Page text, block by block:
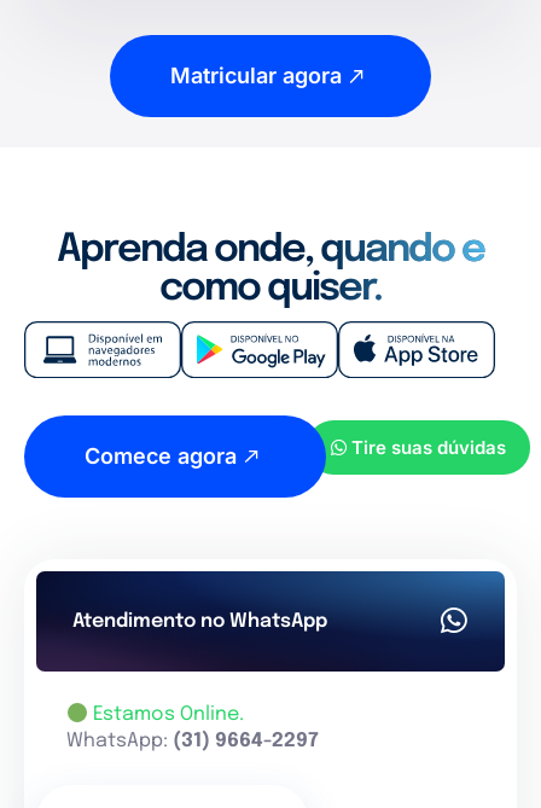
Matricular agora
Aprenda onde, quando e
como quiser.
Comece agora Tire suas dúvidas
Atendimento no WhatsApp
Estamos Online.
WhatsApp: (31) 9664-2297